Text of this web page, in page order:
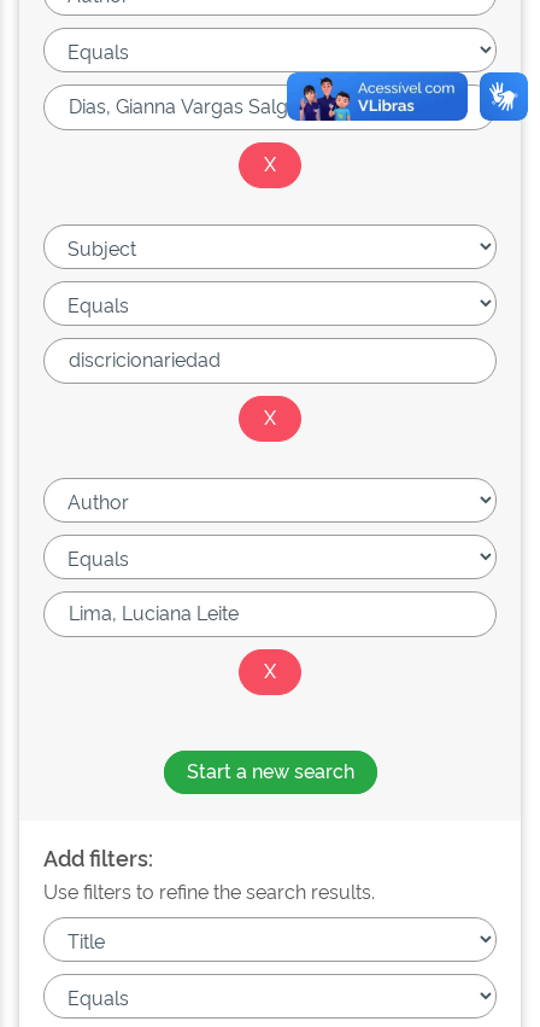
Start a new search
Add filters:
Use filters to refine the search results.